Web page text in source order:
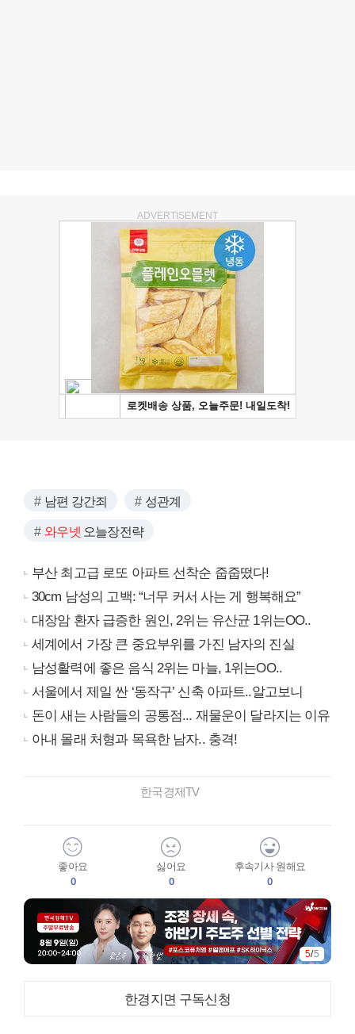
ADVERTISEMENT
남편 강간죄 성관계
와우넷 오늘장전략
부산 최고급 로또 아파트 선착순 줍줍떴다!
30cm 남성의 고백: “너무 커서 사는 게 행복해요”
대장암 환자 급증한 원인, 2위는 유산균 1위는OO..
세계에서 가장 큰 중요부위를 가진 남자의 진실
남성활력에 좋은 음식 2위는 마늘, 1위는OO..
서울에서 제일 싼 ‘동작구’ 신축 아파트..알고보니
돈이 새는 사람들의 공통점... 재물운이 달라지는 이유
아내 몰래 처형과 목욕한 남자.. 충격!
한국경제TV
좋아요
0
싫어요
0
후속기사 원해요
0
5/5
한경지면 구독신청